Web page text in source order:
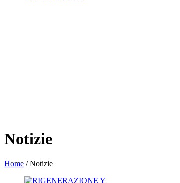
Notizie
Home /Notizie